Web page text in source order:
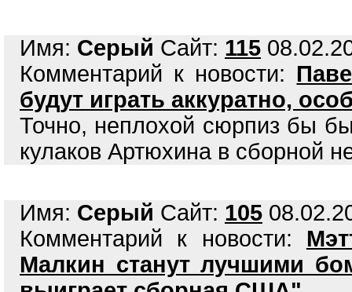
Имя: Серый Сайт: 115
Комментарий к новости:
будут играть аккуратно,
Точно, неплохой сюрпиз бы
кулаков Артюхина в сборной
Имя: Серый Сайт: 105
Комментарий к новости:
Малкин станут лучшими